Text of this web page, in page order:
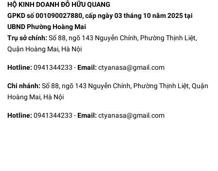
HỘ KINH DOANH ĐỖ HỮU QUANG
GPKD số 001090027880, cấp ngày 03 tháng 10 năm 2025 tại
UBND Phường Hoàng Mai
Trụ sở chính: Số 88, ngõ 143 Nguyễn Chính, Phường Thịnh Liệt,
Quận Hoàng Mai, Hà Nội
Hotline: 0941344233 -Email: ctyanasa@gmail.com
Chi nhánh: Số 88, ngõ 143 Nguyễn Chính, Phường Thịnh Liệt, Quận
Hoàng Mai, Hà Nội
Hotline: 0941344233 -Email: ctyanasa@gmail.com